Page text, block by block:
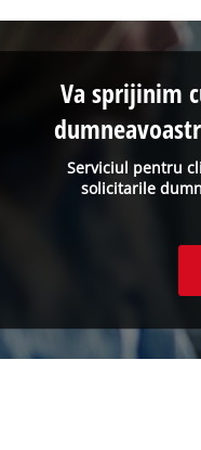
Serviciul pentru
solicitarile
Va sprijinim